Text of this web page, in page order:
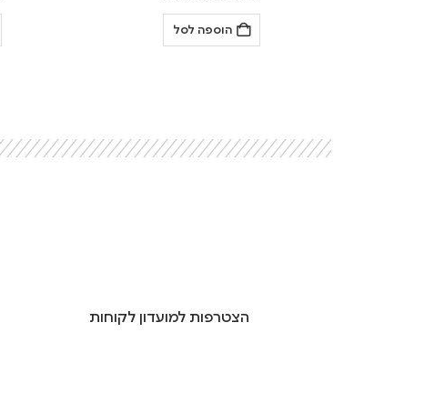
הוספה לסל
הצטרפות למועדון לקוחות